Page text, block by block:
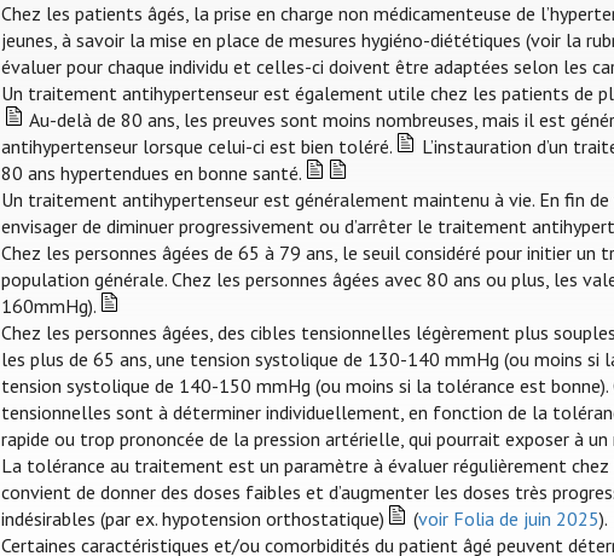
Chez les patients âgés, la prise en charge non médicamenteuse de
jeunes, à savoir la mise en place de mesures hygiéno-diététiques (voir la
évaluer pour chaque individu et celles-ci doivent être adaptées selon les
Un traitement antihypertenseur est également utile chez les patients de
Au-delà de 80 ans, les preuves sont moins nombreuses, mais il est
antihypertenseur lorsque celui-ci est bien toléré.
L’instauration d’un
80 ans hypertendues en bonne santé.
Un traitement antihypertenseur est généralement maintenu à vie. En fin
envisager de diminuer progressivement ou d’arrêter le traitement
Chez les personnes âgées de 65 à 79 ans, le seuil considéré pour initier
population générale. Chez les personnes âgées avec 80 ans ou plus, les
160mmHg).
Chez les personnes âgées, des cibles tensionnelles légèrement plus
les plus de 65 ans, une tension systolique de 130-140 mmHg (ou moins si
tension systolique de 140-150 mmHg (ou moins si la tolérance est bonne).
tensionnelles sont à déterminer individuellement, en fonction de la
rapide ou trop prononcée de la pression artérielle, qui pourrait exposer à un
La tolérance au traitement est un paramètre à évaluer régulièrement
convient de donner des doses faibles et d’augmenter les doses très
indésirables (par ex. hypotension orthostatique)
(voir Folia de juin 2025).
Certaines caractéristiques et/ou comorbidités du patient âgé peuvent